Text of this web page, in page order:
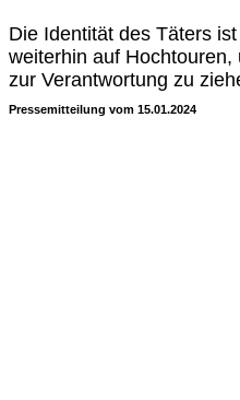
Die Identität des Täters
weiterhin auf
zur Verantwortung zu
Pressemitteilung vom 15.01.2024